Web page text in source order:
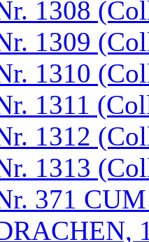
1308
1309
1310
1311
1312
1313
371